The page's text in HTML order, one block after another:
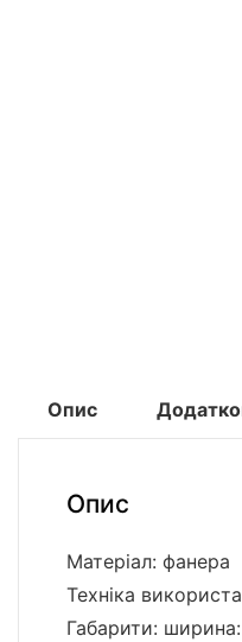
Опис
Опис
Матеріал: фанера
Техніка
Габарити: